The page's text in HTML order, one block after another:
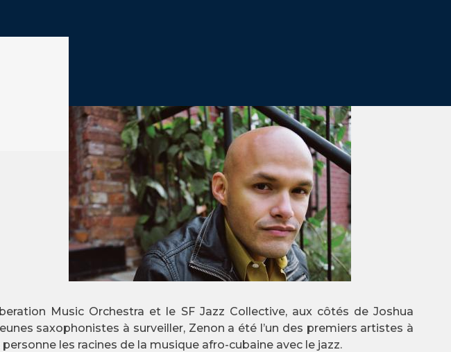
Music Orchestra et le SF Jazz Collective, aux côtés de Joshua
saxophonistes à surveiller, Zenon a été l’un des premiers artistes à
les racines de la musique afro-cubaine avec le jazz.